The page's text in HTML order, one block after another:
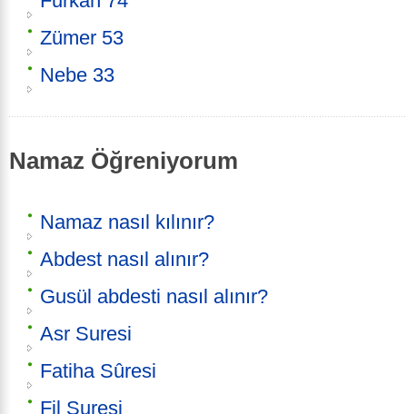
Zümer 53
Nebe 33
Namaz Öğreniyorum
Namaz nasıl kılınır?
Abdest nasıl alınır?
Gusül abdesti nasıl alınır?
Asr Suresi
Fatiha Sûresi
Fil Suresi